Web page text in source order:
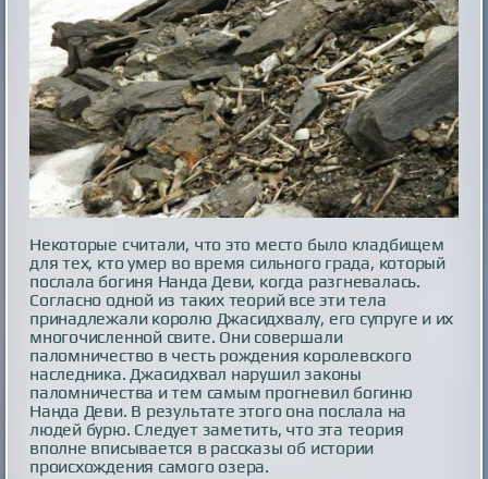
Некоторые считали, что это место было кладбищем
для тех, кто умер во время сильного града, который
послала богиня Нанда Деви, когда разгневалась.
Согласно одной из таких теорий все эти тела
принадлежали королю Джасидхвалу, его супруге и их
многочисленной свите. Они совершали
паломничество в честь рождения королевского
наследника. Джасидхвал нарушил законы
паломничества и тем самым прогневил богиню
Нанда Деви. В результате этого она послала на
людей бурю. Следует заметить, что эта теория
вполне вписывается в рассказы об истории
происхождения самого озера.